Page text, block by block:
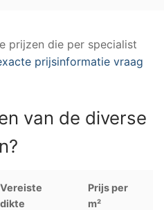
prijzen die per specialist
prijsinformatie vraag
van de diverse
Vereiste
dikte
Prijs per
m²